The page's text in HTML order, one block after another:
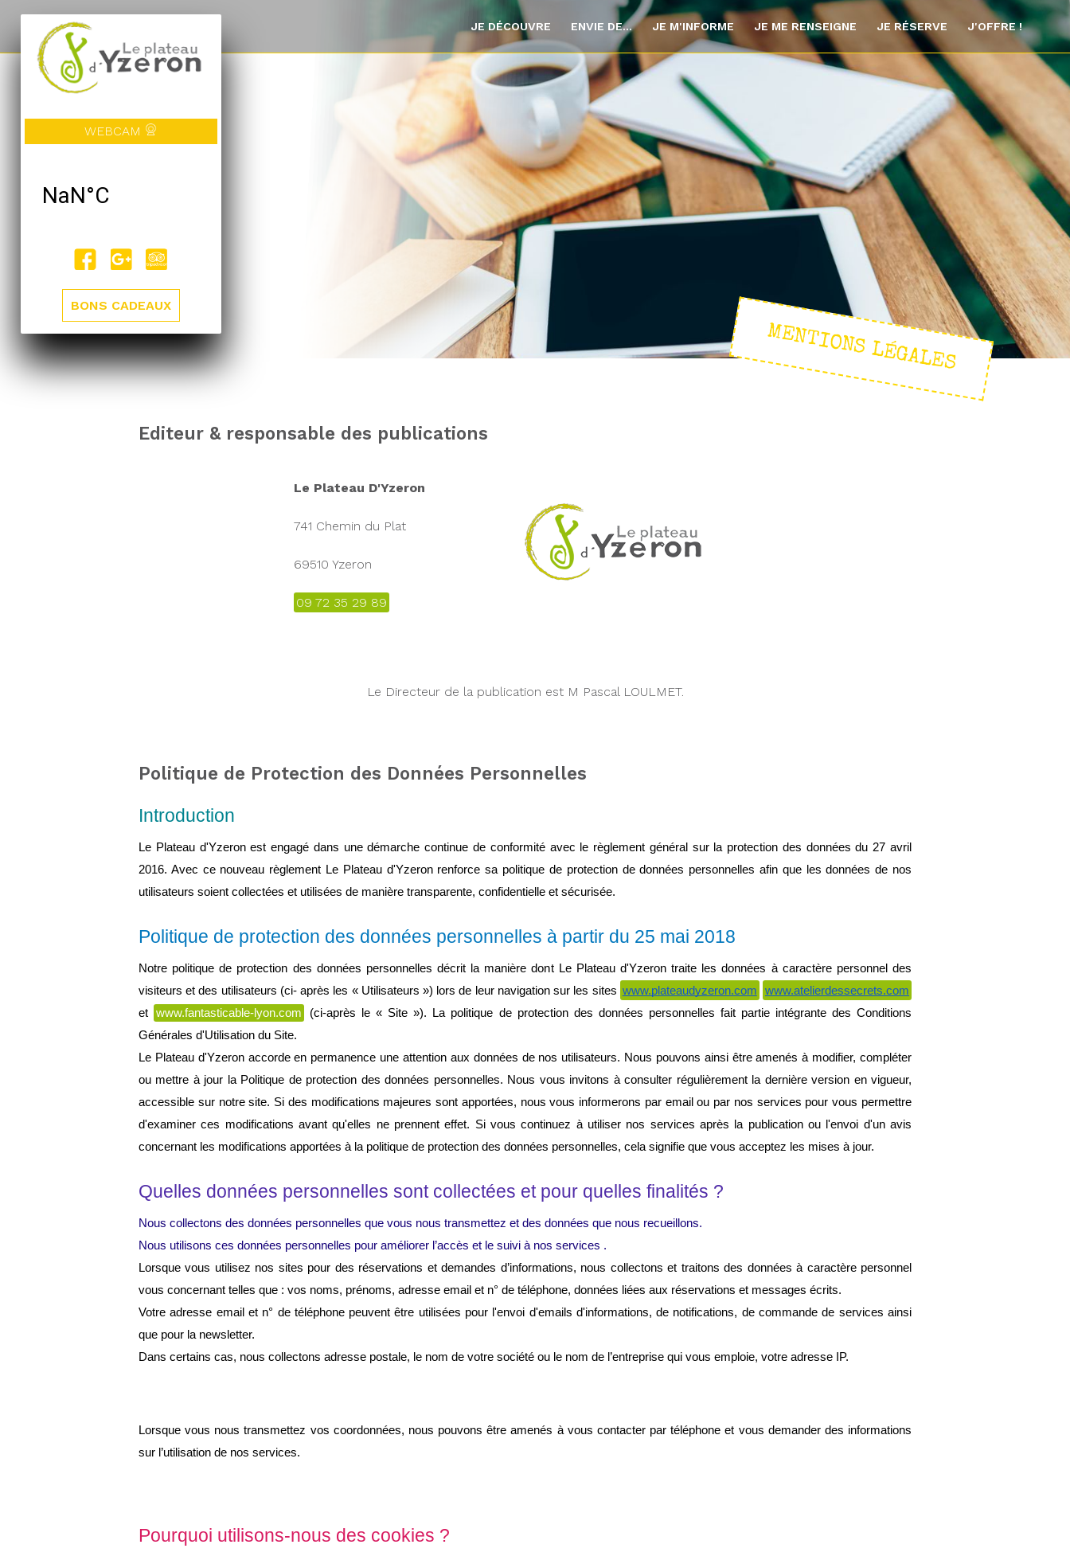
WEBCAM
BONS CADEAUX
JE DÉCOUVRE ENVIE DE... JE M'INFORME JE ME RENSEIGNE JE RÉSERVE J'OFFRE !
MENTIONS LÉGALES
Editeur & responsable des publications
Le Plateau D'Yzeron
741 Chemin du Plat
69510 Yzeron
09 72 35 29 89
Le Directeur de la publication est M Pascal LOULMET.
Politique de Protection des Données Personnelles
Introduction
Le Plateau d'Yzeron est engagé dans une démarche continue de conformité avec le règlement général sur la protection des données du 27 avril
2016. Avec ce nouveau règlement Le Plateau d'Yzeron renforce sa politique de protection de données personnelles afin que les données de nos
utilisateurs soient collectées et utilisées de manière transparente, confidentielle et sécurisée.
Politique de protection des données personnelles à partir du 25 mai 2018
Notre politique de protection des données personnelles décrit la manière dont Le Plateau d'Yzeron traite les données à caractère personnel des
visiteurs et des utilisateurs (ci- après les « Utilisateurs ») lors de leur navigation sur les sites www.plateaudyzeron.com
www.atelierdessecrets.com
et
www.fantasticable-lyon.com
(ci-après le « Site »). La politique de protection des données personnelles fait partie intégrante des Conditions
Générales d'Utilisation du Site.
Le Plateau d'Yzeron accorde en permanence une attention aux données de nos utilisateurs. Nous pouvons ainsi être amenés à modifier, compléter
ou mettre à jour la Politique de protection des données personnelles. Nous vous invitons à consulter régulièrement la dernière version en vigueur,
accessible sur notre site. Si des modifications majeures sont apportées, nous vous informerons par email ou par nos services pour vous permettre
d'examiner ces modifications avant qu'elles ne prennent effet. Si vous continuez à utiliser nos services après la publication ou l'envoi d'un avis
concernant les modifications apportées à la politique de protection des données personnelles, cela signifie que vous acceptez les mises à jour.
Quelles données personnelles sont collectées et pour quelles finalités ?
Nous collectons des données personnelles que vous nous transmettez et des données que nous recueillons.
Nous utilisons ces données personnelles pour améliorer l’accès et le suivi à nos services .
Lorsque vous utilisez nos sites pour des réservations et demandes d’informations, nous collectons et traitons des données à caractère personnel
vous concernant telles que : vos noms, prénoms, adresse email et n° de téléphone, données liées aux réservations et messages écrits.
Votre adresse email et n° de téléphone peuvent être utilisées pour l'envoi d'emails d'informations, de notifications, de commande de services ainsi
que pour la newsletter.
Dans certains cas, nous collectons adresse postale, le nom de votre société ou le nom de l’entreprise qui vous emploie, votre adresse IP.
Lorsque vous nous transmettez vos coordonnées, nous pouvons être amenés à vous contacter par téléphone et vous demander des informations
sur l’utilisation de nos services.
Pourquoi utilisons-nous des cookies ?